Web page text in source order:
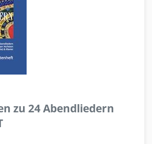
zu 24 Abendliedern